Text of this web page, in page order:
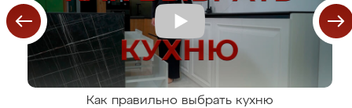
Как правильно выбрать кухню